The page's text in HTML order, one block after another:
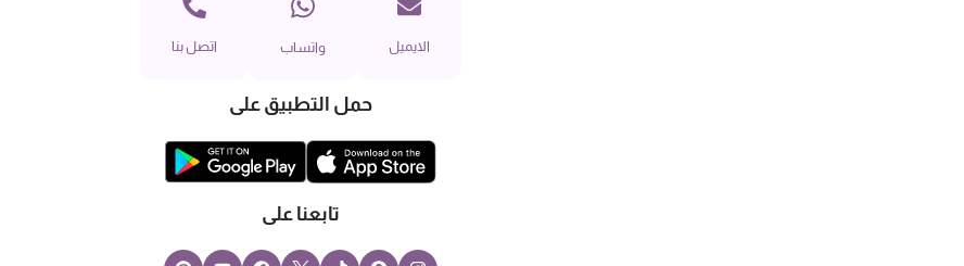
الايميل واتساب اتصل بنا
حمل التطبيق على
تابعنا على